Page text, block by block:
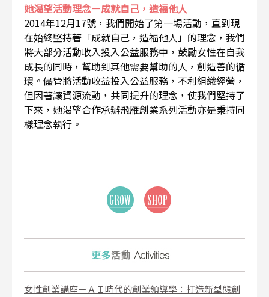
她渴望活動理念－成就自己，造福他人
2014年12月17號，我們開始了第一場活動，直到現
在始終堅持著「成就自己，造福他人」的理念，我們
將大部分活動收入投入公益服務中，鼓勵女性在自我
成長的同時，幫助到其他需要幫助的人，創造善的循
環。儘管將活動收益投入公益服務，不利組織經營，
但因著讓資源流動，共同提升的理念，使我們堅持了
下來，她渴望合作承辦飛雁創業系列活動亦是秉持同
樣理念執行。
女性創業講座－ＡＩ時代的創業領導學：打造新型態創